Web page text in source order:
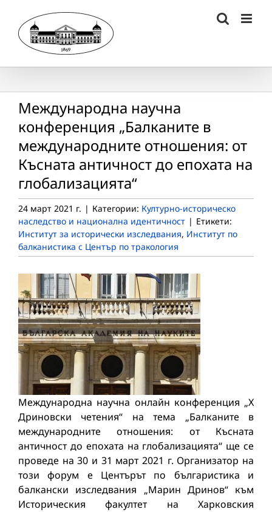
content
Международна научна
конференция „Балканите в
международните отношения: от
Късната античност до епохата на
глобализацията“
24 март 2021 г. | Категории: Културно-историческо
наследство и национална идентичност | Етикети:
Институт за исторически изследвания, Институт по
балканистика с Център по тракология
Mеждународна научна онлайн конференция „Х
Дриновски четения“ на тема „Балканите в
международните отношения: от Късната
античност до епохата на глобализацията“ ще се
проведе на 30 и 31 март 2021 г. Организатор на
този форум е Центърът по българистика и
балкански изследвания „Марин Дринов“ към
Историческия факултет на Харковския